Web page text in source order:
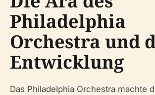
Philadelphia
Orchestra und
Entwicklung
Das Philadelphia Orchestra machte